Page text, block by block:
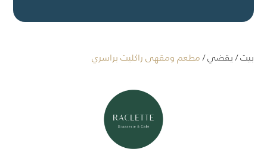
بيت/يقضي/مطعم ومقهى راكليت براسري